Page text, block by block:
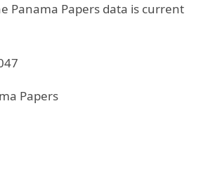
Panama Papers data is current
Papers